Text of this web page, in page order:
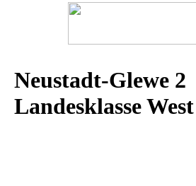
Neustadt-Glewe 2
Landesklasse